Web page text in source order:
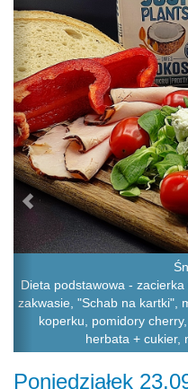
Dieta podstawowa -
zakwasie, "Schab na kartki",
koperku, pomidory
herbata + cukier,
Poniedziałek